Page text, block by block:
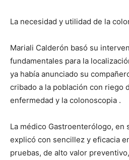
La necesidad y utilidad de la
Mariali Calderón basó su
fundamentales para la
ya había anunciado su
cribado a la población con riego
enfermedad y la colonoscopia .
La médico Gastroenterólogo, en
explicó con sencillez y eficacia
pruebas, de alto valor